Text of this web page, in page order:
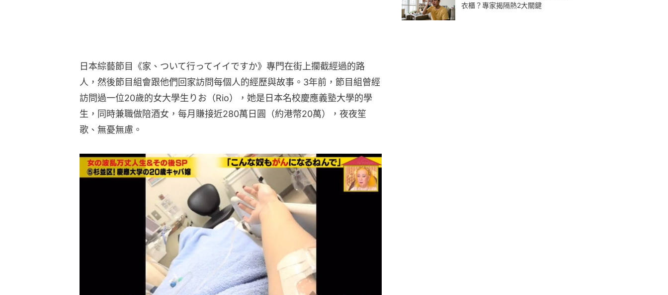
日本綜藝節目《家、ついて行ってイイですか》專門在街上攔截經過的路
人，然後節目組會跟他們回家訪問每個人的經歷與故事。3年前，節目組曾經
訪問過一位20歲的女大學生りお（Rio），她是日本名校慶應義塾大學的學
生，同時兼職做陪酒女，每月賺接近280萬日圓（約港幣20萬），夜夜笙
歌、無憂無慮。
衣櫃？專家揭隔熱2大關鍵